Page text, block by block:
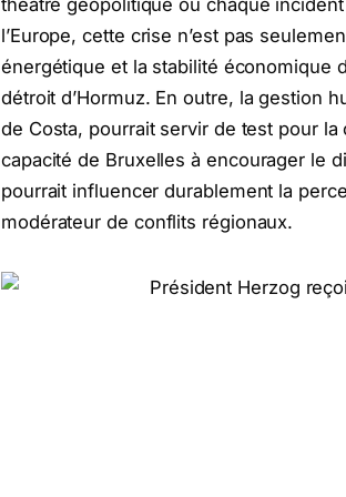
l’Europe, cette crise n’est pas
énergétique et la stabilité économique
détroit d’Hormuz. En outre, la gestion
de Costa, pourrait servir de test pour
capacité de Bruxelles à encourager le
pourrait influencer durablement la
modérateur de conflits régionaux.